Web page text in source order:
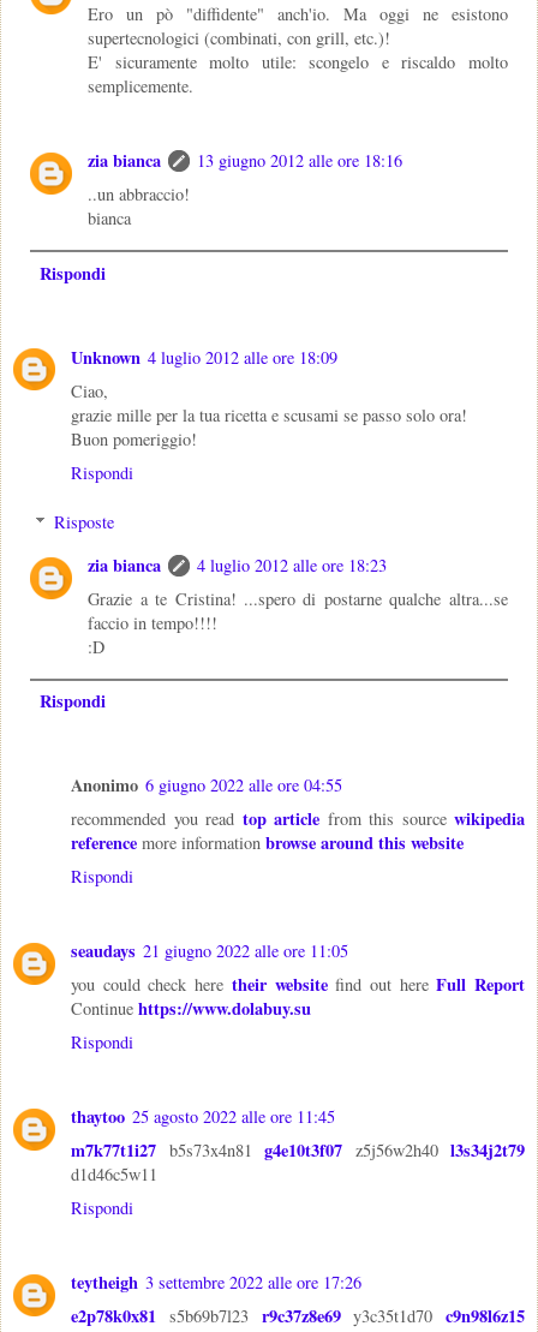
Ero un pò "diffidente" anch'io. Ma oggi ne esistono
supertecnologici (combinati, con grill, etc.)!
E' sicuramente molto utile: scongelo e riscaldo molto
semplicemente.
zia bianca
13 giugno 2012 alle ore 18:16
..un abbraccio!
bianca
Rispondi
Unknown 4 luglio 2012 alle ore 18:09
Ciao,
grazie mille per la tua ricetta e scusami se passo solo ora!
Buon pomeriggio!
Rispondi
Risposte
zia bianca
4 luglio 2012 alle ore 18:23
Grazie a te Cristina! ...spero di postarne qualche altra...se
faccio in tempo!!!!
:D
Rispondi
Anonimo 6 giugno 2022 alle ore 04:55
recommended you read top article from this source wikipedia
reference more information browse around this website
Rispondi
seaudays 21 giugno 2022 alle ore 11:05
you could check here their websitefind out hereFull Report
Continue https://www.dolabuy.su
Rispondi
thaytoo 25 agosto 2022 alle ore 11:45
m7k77t1i27 b5s73x4n81 g4e10t3f07 z5j56w2h40 l3s34j2t79
d1d46c5w11
Rispondi
teytheigh 3 settembre 2022 alle ore 17:26
e2p78k0x81 s5b69b7l23 r9c37z8e69y3c35t1d70 c9n98l6z15